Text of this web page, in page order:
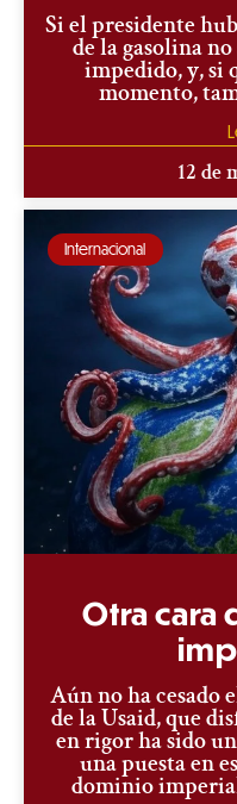
Si el presidente
de la gasolina
impedido, y, si
momento,
12 de
Internacional
Otra cara
Aún no ha
de la Usaid, que
en rigor ha sido
una puesta en
dominio